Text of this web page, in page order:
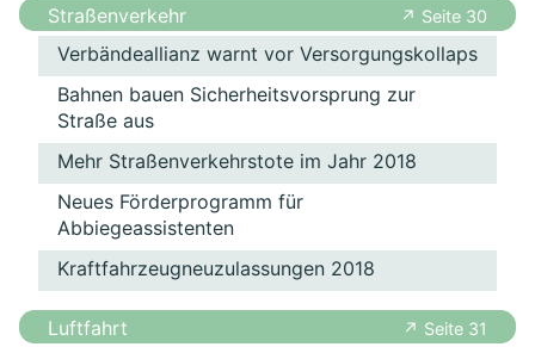
Straßenverkehr ↗ Seite 30
Verbändeallianz warnt vor Versorgungskollaps
Bahnen bauen Sicherheitsvorsprung zur
Straße aus
Mehr Straßenverkehrstote im Jahr 2018
Neues Förderprogramm für
Abbiegeassistenten
Kraftfahrzeugneuzulassungen 2018
Luftfahrt ↗ Seite 31